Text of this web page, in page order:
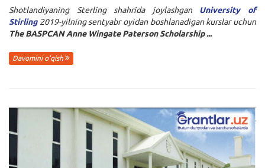
Shotlandiyaning Sterling shahrida joylashgan University of
Stirling2019-yilning sentyabr oyidan boshlanadigan kurslar uchun
The BASPCAN Anne Wingate Paterson Scholarship...
Davomini o'qish